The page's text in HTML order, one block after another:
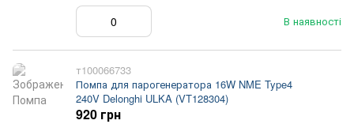
В наявності
т100066733
Помпа для парогенератора 16W NME Type4
240V Delonghi ULKA (VT128304)
920 грн